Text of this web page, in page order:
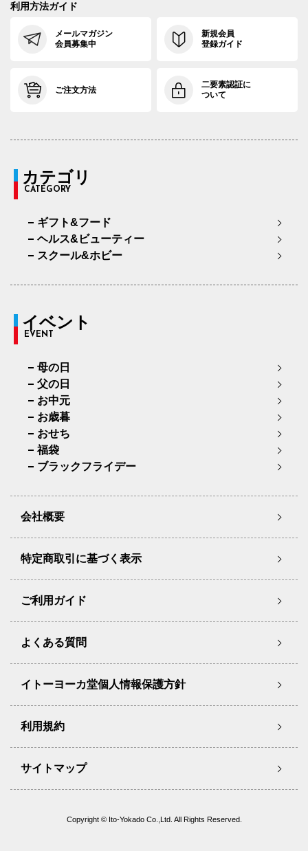
利用方法ガイド
メールマガジン
会員募集中
新規会員
登録ガイド
ご注文方法
二要素認証に
ついて
カテゴリ
CATEGORY
ギフト&フード
ヘルス&ビューティー
スクール&ホビー
イベント
EVENT
母の日
父の日
お中元
お歳暮
おせち
福袋
ブラックフライデー
会社概要
特定商取引に基づく表示
ご利用ガイド
よくある質問
イトーヨーカ堂個人情報保護方針
利用規約
サイトマップ
Copyright © Ito-Yokado Co.,Ltd. All Rights Reserved.